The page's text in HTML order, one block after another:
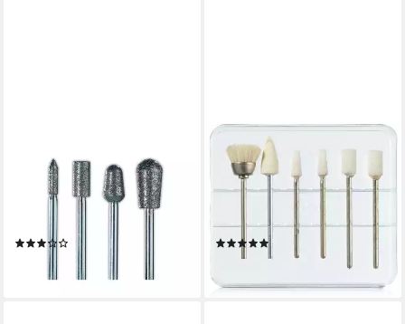
Pediküreaufsatz
Diamantfräser Set, 4-tlg. Art.
1743 + 1730 + 1718 + 1741,
(1)
20,95 €
lieferbar - in 3-4 Werktagen bei dir
PETER BAUSCH
Pediküreaufsatz Kasette mit
Aufsätzen: 1799/3 + 2 x
1799/1 + 1799/4 + 2x
1799/2, 1799
12,95 €